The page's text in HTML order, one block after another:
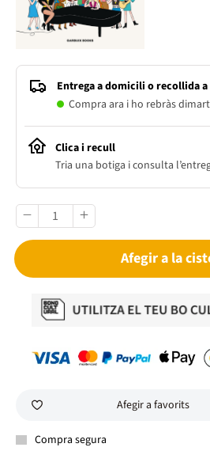
Entrega a domicili o recollida
Compra ara i ho rebràs
Clica i recull
Tria una botiga i consulta
Afegir a la
Afegir a favorits
Compra segura